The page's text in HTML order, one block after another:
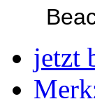
jetzt